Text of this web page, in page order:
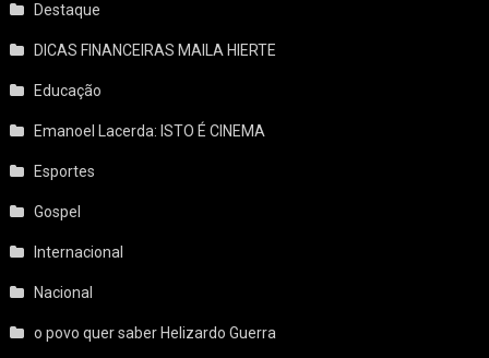
Destaque
DICAS FINANCEIRAS MAILA HIERTE
Educação
Emanoel Lacerda: ISTO É CINEMA
Esportes
Gospel
Internacional
Nacional
o povo quer saber Helizardo Guerra